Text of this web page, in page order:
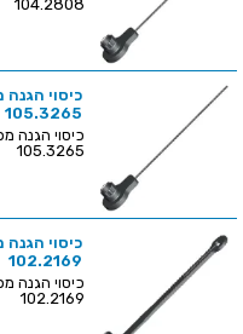
104.2808 ...
105.3265
105.3265 ...
102.2169
102.2169 ...